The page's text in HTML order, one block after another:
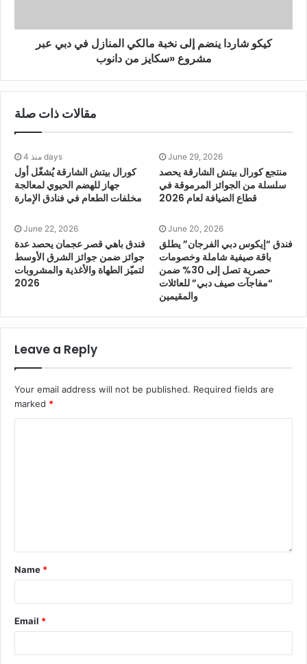
من العام، ما وفر قاعدة قوية لانطلاقة القطاع ف
كيكو شاردا ينضم إلى نخبة مالكي المنازل في دبي عبر
مشروع «سكايز من دانوب
مقالات ذات صلة
منذ 4 days
كورال بيتش الشارقة يُشغّل أول
جهاز للهضم الحيوي لمعالجة
مخلفات الطعام في فنادق الإمارة
June 29, 2026
منتجع كورال بيتش الشارقة يحصد
سلسلة من الجوائز المرموقة في
قطاع الضيافة لعام 2026
June 22, 2026
فندق باهي قصر عجمان يحصد عدة
جوائز ضمن جوائز الشرق الأوسط
لتميّز الطهاة والأغذية والمشروبات
2026
June 20, 2026
فندق “إيكوس دبي الفرجان” يطلق
باقة صيفية شاملة وخصومات
حصرية تصل إلى 30% ضمن
“مفاجآت صيف دبي” للعائلات
والمقيمين
Leave a Reply
Your email address will not be published. Required fields are
marked *
Name *
Email *